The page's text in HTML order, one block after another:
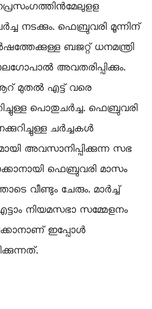
നടക്കും. ഫെബ്രുവരി മൂന്നിന്
ബജറ്റ് ധനമന്ത്രി
അവതരിപ്പിക്കും.
മുതല്‍ എട്ട് വരെ
പൊതുചര്‍ച്ച. ഫെബ്രുവരി
ചര്‍ച്ചകള്‍
അവസാനിപ്പിക്കുന്ന സഭ
ഫെബ്രുവരി മാസം
വീണ്ടും ചേരും. മാര്‍ച്ച്
നിയമസഭാ സമ്മേളനം
ഇപ്പോള്‍